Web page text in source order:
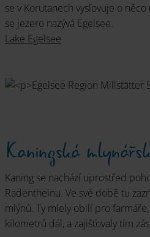
se v Korutanech vyslovuje o
se jezero nazývá Egelsee.
Lake Egelsee
Kaningská
Kaning se nachází uprostřed
Radentheinu. Ve své době tu
mlýnů. Ty mlely obilí pro
kilometrů dál, a zajišťovaly tím